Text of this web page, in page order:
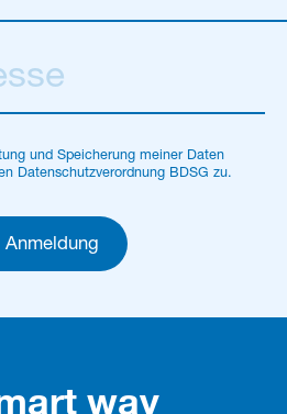
und Speicherung meiner Daten
Datenschutzverordnung BDSG zu.
Anmeldung
way